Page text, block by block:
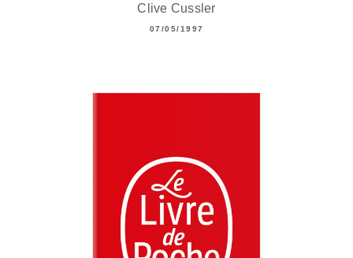
Clive Cussler
07/05/1997